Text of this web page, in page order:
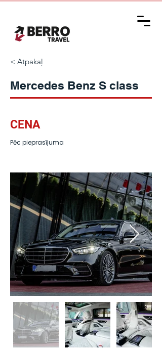
< Atpakaļ
Mercedes Benz S class
CENA
Pēc pieprasījuma